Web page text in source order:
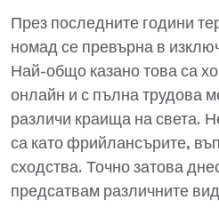
През последните години
номад се превърна в
Най-общо казано това са
онлайн и с пълна трудова
различи краища на света.
са като фрийлансърите,
сходства. Точно затова
предсатвам различните